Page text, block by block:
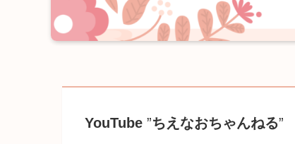
YouTube ”ちえなおちゃんねる”